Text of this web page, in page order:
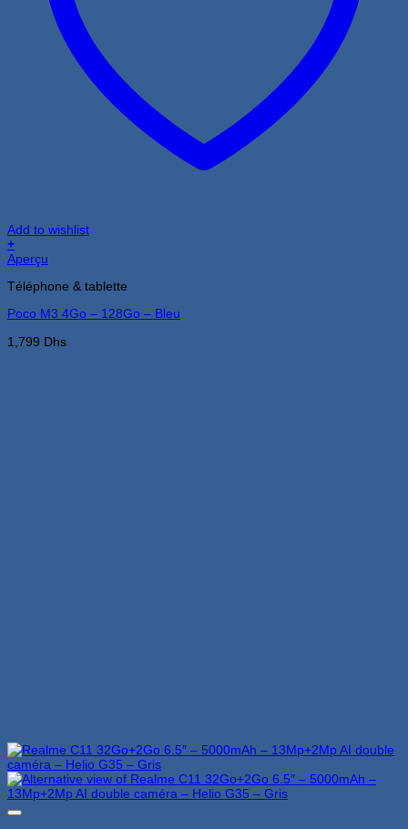
Add to wishlist
+
Aperçu
Téléphone & tablette
Poco M3 4Go – 128Go – Bleu
1,799 Dhs